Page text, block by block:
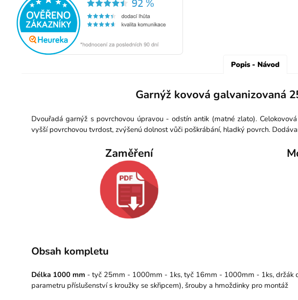
Popis - Návod
Garnýž kovová galvanizovaná
Dvouřadá garnýž s povrchovou úpravou - odstín antik (matné zlato).
vyšší povrchovou tvrdost, zvýšenú dolnost vůči poškrábání, hladký povrch.
Zaměření
Obsah kompletu
Délka 1000 mm - tyč 25mm - 1000mm - 1ks, tyč 16mm - 1000mm - 1ks, držák
parametru příslušenství s kroužky se skřipcem), šrouby a hmoždinky pro montáž